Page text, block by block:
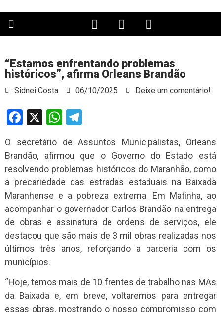
“Estamos enfrentando problemas
históricos”, afirma Orleans Brandão
Sidnei Costa 06/10/2025 Deixe um comentário!
Facebook
X WhatsApp
O secretário de Assuntos Municipalistas, Orleans
Brandão, afirmou que o Governo do Estado está
resolvendo problemas históricos do Maranhão, como
a precariedade das estradas estaduais na Baixada
Maranhense e a pobreza extrema. Em Matinha, ao
acompanhar o governador Carlos Brandão na entrega
de obras e assinatura de ordens de serviços, ele
destacou que são mais de 3 mil obras realizadas nos
últimos três anos, reforçando a parceria com os
municípios.
“Hoje, temos mais de 10 frentes de trabalho nas MAs
da Baixada e, em breve, voltaremos para entregar
essas obras, mostrando o nosso compromisso com